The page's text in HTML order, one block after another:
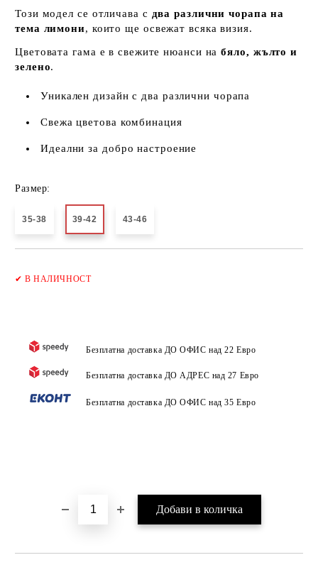
Този модел се отличава с два различни чорапа на
тема лимони, които ще освежат всяка визия.
Цветовата гама е в свежите нюанси набяло, жълто и
зелено.
Уникален дизайн с два различни чорапа
Свежа цветова комбинация
Идеални за добро настроение
Размер:
35-38 39-42 43-46
✔В НАЛИЧНОСТ
Безплатна доставка ДО ОФИС над 22 Евро
Безплатна доставка ДО АДРЕС над 27 Евро
Безплатна доставка ДО ОФИС над 35 Евро